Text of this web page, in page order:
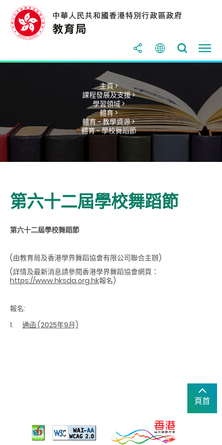
主頁 >
課程發展及支援 >
學習領域 >
體育 >
體育 - 教學資源 >
體育 - 學校舞蹈節
第六十二屆學校舞蹈節
第六十二屆學校舞蹈節
(由教育局及香港學界舞蹈協會有限公司聯合主辦)
(詳情及最新消息請參閱香港學界舞蹈協會網頁：
https://www.hksda.org.hk報名)
報名:
通函 (2025年9月)
頁首